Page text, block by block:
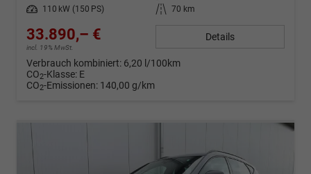
Leistung
110 kW (150 PS) Kilometerstand 70 km
33.890,– €
incl. 19% MwSt.
Details
Verbrauch kombiniert: 6,20 l/100km
CO2-Klasse: E
CO2-Emissionen: 140,00 g/km